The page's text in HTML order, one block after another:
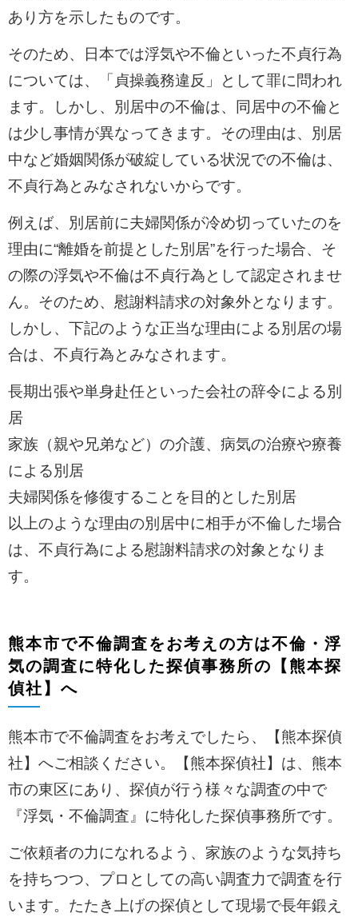
あり方を示したものです。
そのため、日本では浮気や不倫といった不貞行為
については、「貞操義務違反」として罪に問われ
ます。しかし、別居中の不倫は、同居中の不倫と
は少し事情が異なってきます。その理由は、別居
中など婚姻関係が破綻している状況での不倫は、
不貞行為とみなされないからです。
例えば、別居前に夫婦関係が冷め切っていたのを
理由に“離婚を前提とした別居”を行った場合、そ
の際の浮気や不倫は不貞行為として認定されませ
ん。そのため、慰謝料請求の対象外となります。
しかし、下記のような正当な理由による別居の場
合は、不貞行為とみなされます。
長期出張や単身赴任といった会社の辞令による別
居
家族（親や兄弟など）の介護、病気の治療や療養
による別居
夫婦関係を修復することを目的とした別居
以上のような理由の別居中に相手が不倫した場合
は、不貞行為による慰謝料請求の対象となりま
す。
熊本市で不倫調査をお考えの方は不倫・浮
気の調査に特化した探偵事務所の【熊本探
偵社】へ
熊本市で不倫調査をお考えでしたら、【熊本探偵
社】へご相談ください。【熊本探偵社】は、熊本
市の東区にあり、探偵が行う様々な調査の中で
『浮気・不倫調査』に特化した探偵事務所です。
ご依頼者の力になれるよう、家族のような気持ち
を持ちつつ、プロとしての高い調査力で調査を行
います。たたき上げの探偵として現場で長年鍛え